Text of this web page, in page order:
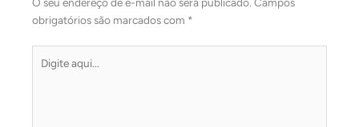
O seu endereço de e-mail não será publicado. Campos
obrigatórios são marcados com *
aqui...